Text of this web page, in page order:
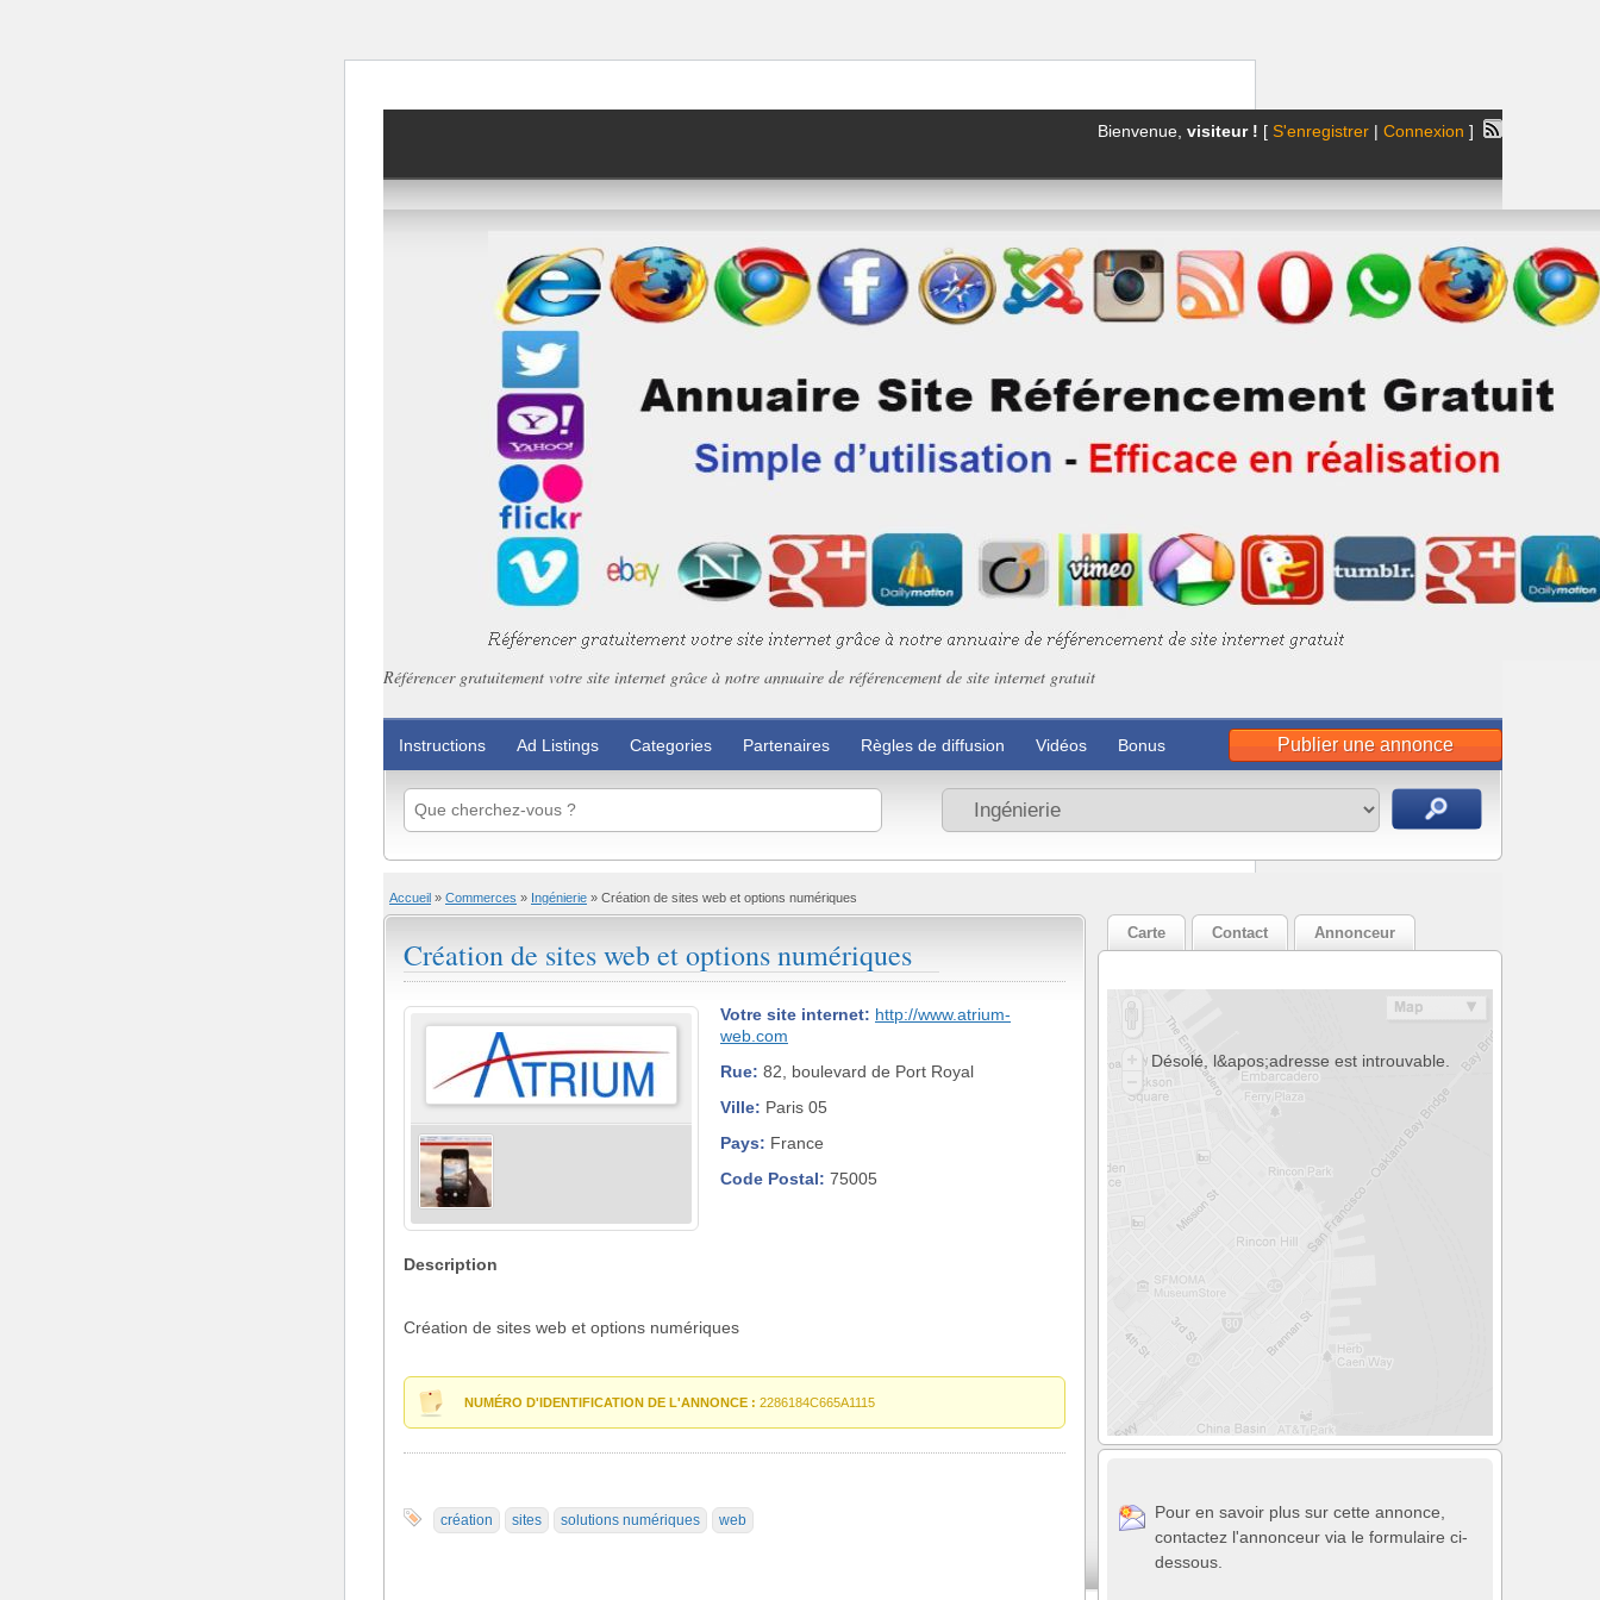
Bienvenue, visiteur ! [ S'enregistrer | Connexion ]
Référencer gratuitement votre site internet grâce à notre annuaire de référencement de site internet gratuit
Instructions Ad Listings Categories Partenaires Règles de diffusion Vidéos Bonus Publier une annonce
Accueil » Commerces » Ingénierie » Création de sites web et options numériques
Création de sites web et options numériques
Votre site internet: http://www.atrium-
web.com
Rue: 82, boulevard de Port Royal
Ville: Paris 05
Pays: France
Code Postal: 75005
Description
Création de sites web et options numériques
NUMÉRO D'IDENTIFICATION DE L'ANNONCE : 2286184C665A1115
création sites solutions numériques web
Carte Contact Annonceur
Désolé, l&apos;adresse est introuvable.
Pour en savoir plus sur cette annonce,
contactez l'annonceur via le formulaire ci-
dessous.